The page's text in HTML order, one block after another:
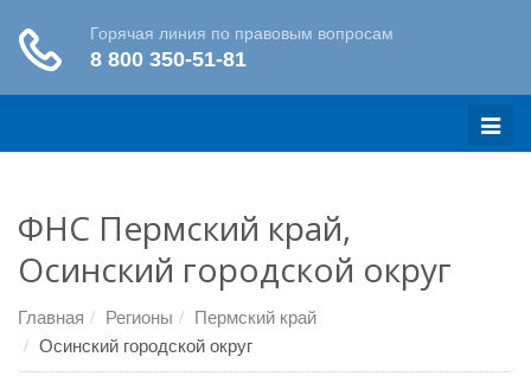
Меню
ФНС Пермский край,
Осинский городской округ
Главная Регионы
Пермский край
Осинский городской округ